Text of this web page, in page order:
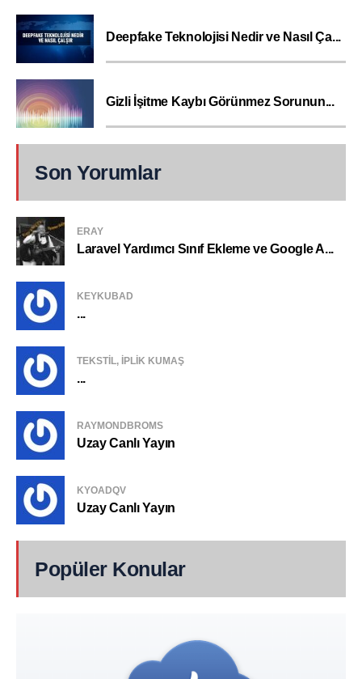
Deepfake Teknolojisi Nedir ve Nasıl Ça...
Gizli İşitme Kaybı Görünmez Sorunun...
Son Yorumlar
ERAY
Laravel Yardımcı Sınıf Ekleme ve Google A...
KEYKUBAD
...
TEKSTIL, IPLIK KUMAŞ
...
RAYMONDBROMS
Uzay Canlı Yayın
KYOADQV
Uzay Canlı Yayın
Popüler Konular